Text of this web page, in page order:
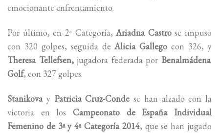
emocionante enfrentamiento.
Por último, en 2ª Categoría, Ariadna Castrose impuso
con 320 golpes, seguida de Alicia Gallegocon 326, y
Theresa Tellefsen, jugadora federada por Benalmádena
Golf, con 327 golpes.
StanikovayPatricia Cruz-Conde se han alzado con la
victoria en los Campeonato de España Individual
Femenino de 3ª y 4ª Categoría 2014, que se han jugado